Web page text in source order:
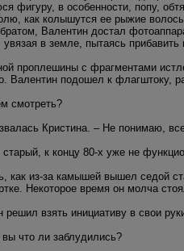
фигуру, в особенности, попу,
как колышутся ее рыжие
Валентин достал
в земле, пытаясь прибавить
проплешины с фрагментами
Валентин подошел к флагштоку,
смотреть?
Кристина. – Не понимаю,
к концу 80-х уже не
как из-за камышей вышел седой
Некоторое время он молча
взять инициативу в свои
что ли заблудились?